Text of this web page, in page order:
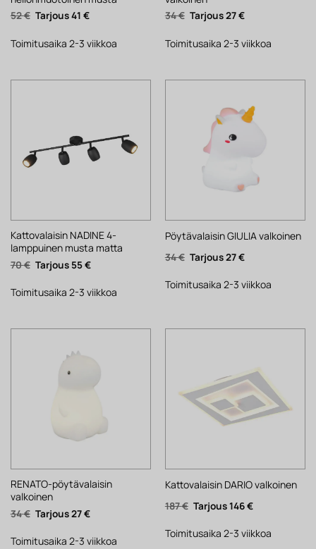
52€ Alkuperäinen
hinta
52 €.
41 €Nykyinen
41 €.
Toimitusaika 2-3 viikkoa
34€ Alkuperäinen
hinta
34 €.
27€Nykyinen
27 €.
Toimitusaika 2-3 viikkoa
Kattovalaisin NADINE 4-
lamppuinen musta matta
70€ Alkuperäinen
hinta
70 €.
55€Nykyinen
55 €.
Toimitusaika 2-3 viikkoa
Pöytävalaisin GIULIA valkoinen
34€ Alkuperäinen
hinta
34 €.
27€Nykyinen
27 €.
Toimitusaika 2-3 viikkoa
RENATO-pöytävalaisin
valkoinen
34€ Alkuperäinen
hinta
34 €.
27€Nykyinen
27 €.
Toimitusaika 2-3 viikkoa
Kattovalaisin DARIO valkoinen
187€ Alkuperäinen
hinta
187 €.
146€Nykyinen
146 €.
Toimitusaika 2-3 viikkoa